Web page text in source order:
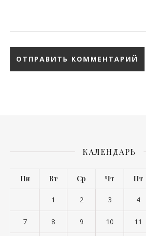
КАЛЕНДАРЬ
Пн Вт Ср Чт Пт
1 2 3 4
7 8 9 10 11